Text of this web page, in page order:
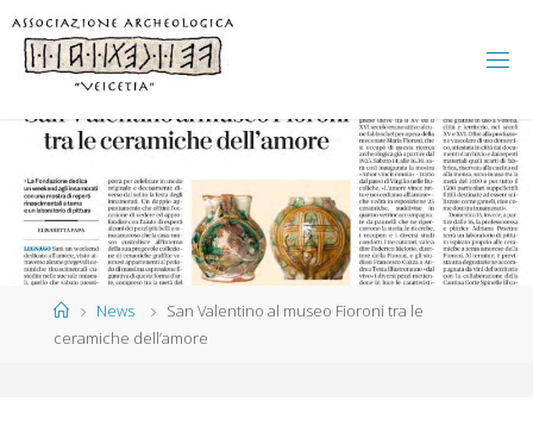
Salta
contenuto
HomeNews
San Valentino al museo Fioroni tra le
ceramiche dell’amore